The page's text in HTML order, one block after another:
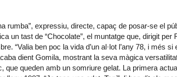
rumba”, expressiu, directe, capaç de posar-se el
un tast de “Chocolate”, el muntatge que, dirigit per
“Valia ben poc la vida d’un al·lot l’any 78, i més
dient Gomila, mostrant la seva màgica
que queden amb un somriure gelat. La primera